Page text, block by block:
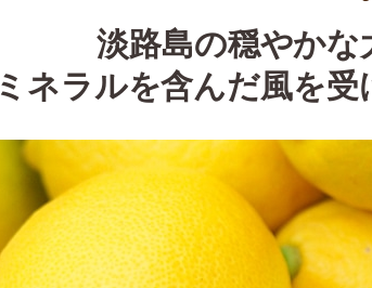
淡路島の穏やか
ミネラルを含んだ風を